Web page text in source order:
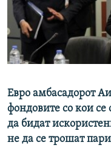
РСЕ веб страници
Евро амбасадорот
фондовите со кои
да бидат
не да се трошат